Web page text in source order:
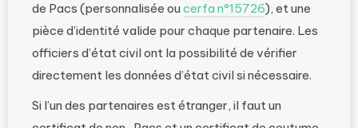
de Pacs (personnalisée ou cerfa n°15726), et une
pièce d’identité valide pour chaque partenaire. Les
officiers d’état civil ont la possibilité de vérifier
directement les données d’état civil si nécessaire.
Si l’un des partenaires est étranger, il faut un